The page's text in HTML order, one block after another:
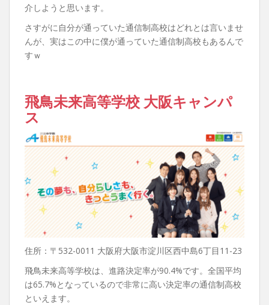
介しようと思います。
さすがに自分が通っていた通信制高校はどれとは言いませ
んが、実はこの中に僕が通っていた通信制高校もあるんで
すｗ
飛鳥未来高等学校 大阪キャンパ
ス
住所：〒532-0011 大阪府大阪市淀川区西中島6丁目11-23
飛鳥未来高等学校は、進路決定率が90.4%です。全国平均
は65.7%となっているので非常に高い決定率の通信制高校
といえます。